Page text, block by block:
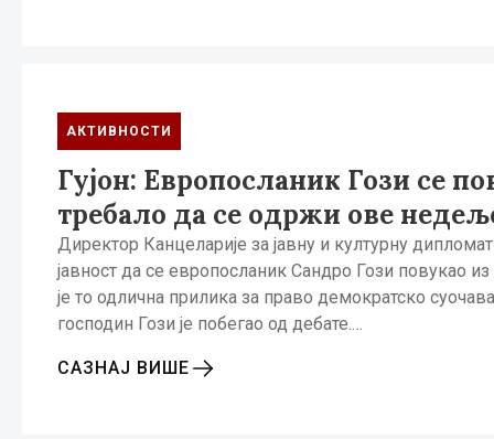
АКТИВНОСТИ
Гујон: Европосланик Гози се
требало да се одржи ове
Директор Канцеларије за јавну и културну
јавност да се европосланик Сандро Гози повукао
је то одлична прилика за право демократско
господин Гози је побегао од дебате.…
САЗНАЈ ВИШЕ